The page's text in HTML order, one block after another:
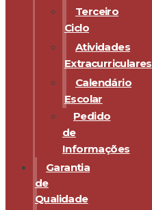
Terceiro
Ciclo
Atividades
Extracurriculares
Calendário
Escolar
Pedido
de
Informações
Garantia
de
Qualidade